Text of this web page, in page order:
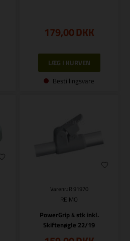
179,00DKK
Bestillingsvare
Varenr.: R 91970
REIMO
PowerGrip 4 stk inkl.
Skiftenøgle 22/19